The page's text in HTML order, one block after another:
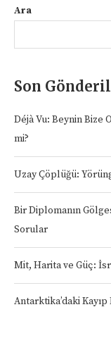
Ara
Son
Déjà Vu: Beynin Bize
mi?
Uzay Çöplüğü:
Bir Diplomanın
Sorular
Mit, Harita ve Güç:
Antarktika’daki